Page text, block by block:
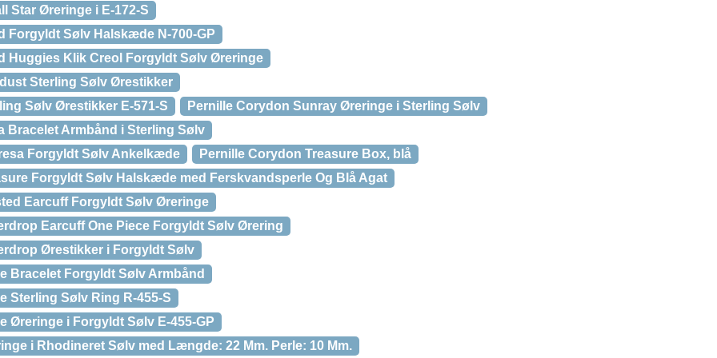
Star Øreringe i E-172-S
Forgyldt Sølv Halskæde N-700-GP
Huggies Klik Creol Forgyldt Sølv Øreringe
Sterling Sølv Ørestikker
Sølv Ørestikker E-571-S
Pernille Corydon Sunray Øreringe i Sterling Sølv
Bracelet Armbånd i Sterling Sølv
Forgyldt Sølv Ankelkæde
Pernille Corydon Treasure Box, blå
Forgyldt Sølv Halskæde med Ferskvandsperle Og Blå Agat
Earcuff Forgyldt Sølv Øreringe
Earcuff One Piece Forgyldt Sølv Ørering
Ørestikker i Forgyldt Sølv
Bracelet Forgyldt Sølv Armbånd
Sterling Sølv Ring R-455-S
Øreringe i Forgyldt Sølv E-455-GP
i Rhodineret Sølv med Længde: 22 Mm. Perle: 10 Mm.